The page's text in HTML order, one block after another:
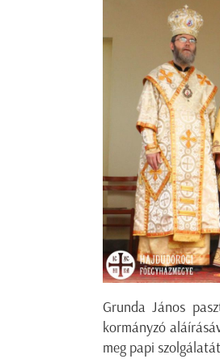
Grunda János
kormányzó
meg papi